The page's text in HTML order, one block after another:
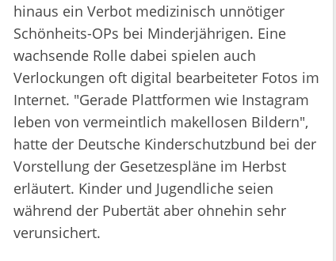
hinaus ein Verbot medizinisch unnötiger
Schönheits-OPs bei Minderjährigen. Eine
wachsende Rolle dabei spielen auch
Verlockungen oft digital bearbeiteter Fotos im
Internet. "Gerade Plattformen wie Instagram
leben von vermeintlich makellosen Bildern",
hatte der Deutsche Kinderschutzbund bei der
Vorstellung der Gesetzespläne im Herbst
erläutert. Kinder und Jugendliche seien
während der Pubertät aber ohnehin sehr
verunsichert.